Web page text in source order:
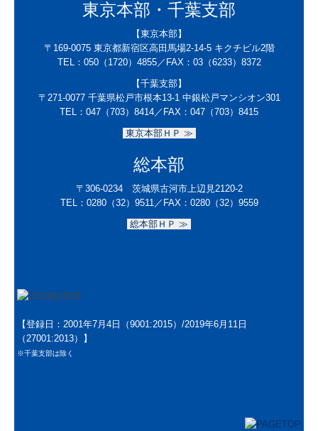
東京本部・千葉支部
【東京本部】
〒169-0075 東京都新宿区高田馬場2-14-5 キクチビル2階
TEL：050（1720）4855／FAX： 03（6233）8372
【千葉支部】
〒271-0077 千葉県松戸市根本13-1 中銀松戸マンシオン301
TEL：047（703）8414／ FAX：047（703）8415
東京本部ＨＰ ≫
総本部
〒306-0234 茨城県古河市上辺見2120-2
TEL： 0280（32）9511／ FAX：0280（32）9559
総本部ＨＰ ≫
【登録日：2001年7月4日（9001:2015）/2019年6月11日
（27001:2013）】
※千葉支部は除く